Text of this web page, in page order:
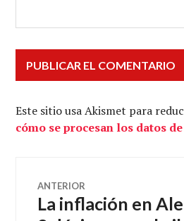
Este sitio usa Akismet para
cómo se procesan los datos
Navegación
ANTERIOR
Entrada
anterior:
La inflación en